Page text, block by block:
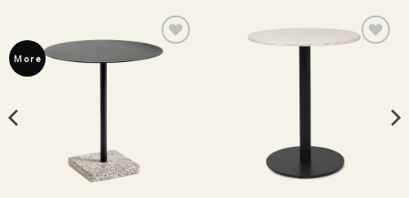
More
Auf die